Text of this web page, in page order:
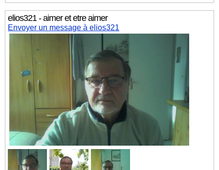
elios321 - aimer et etre aimer
Envoyer un message à elios321